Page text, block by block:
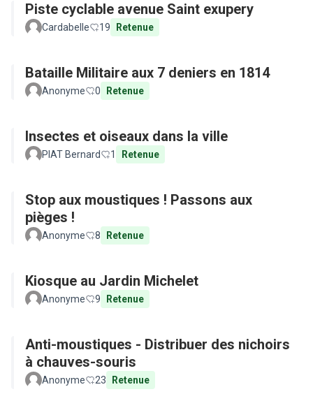
Piste cyclable avenue Saint exupery
Cardabelle 19 Retenue
Bataille Militaire aux 7 deniers en 1814
Anonyme 0 Retenue
Insectes et oiseaux dans la ville
PIAT Bernard 1 Retenue
Stop aux moustiques ! Passons aux
pièges !
Anonyme 8 Retenue
Kiosque au Jardin Michelet
Anonyme 9 Retenue
Anti-moustiques - Distribuer des nichoirs
à chauves-souris
Anonyme 23 Retenue